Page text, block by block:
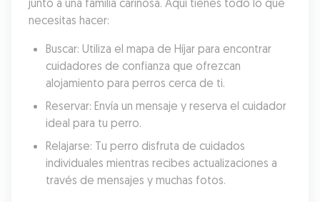
junto a una familia cariñosa. Aquí tienes todo lo que
necesitas hacer:
Buscar: Utiliza el mapa de Híjar para encontrar
cuidadores de confianza que ofrezcan
alojamiento para perros cerca de ti.
Reservar: Envía un mensaje y reserva el cuidador
ideal para tu perro.
Relajarse: Tu perro disfruta de cuidados
individuales mientras recibes actualizaciones a
través de mensajes y muchas fotos.